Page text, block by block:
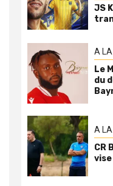
JS
A LA
Le
du
A LA
CR